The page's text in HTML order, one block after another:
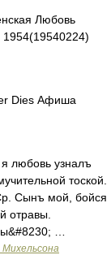
Любовь
Dies Афиша
любовь узналъ
тоской.
Сынъ мой, бойся
отравы.
…
Михельсона